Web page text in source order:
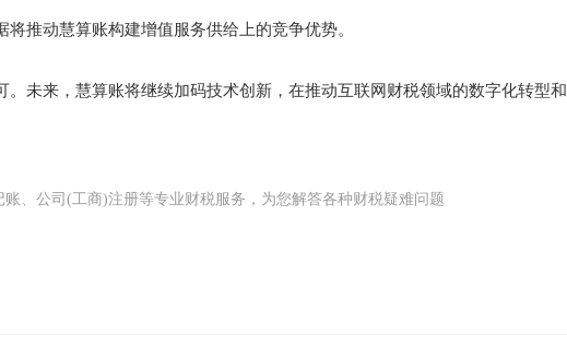
推动慧算账构建增值服务供给上的竞争优势。
未来，慧算账将继续加码技术创新，在推动互联网财税领域的数字化转型和
账、公司(工商)注册等专业财税服务，为您解答各种财税疑难问题